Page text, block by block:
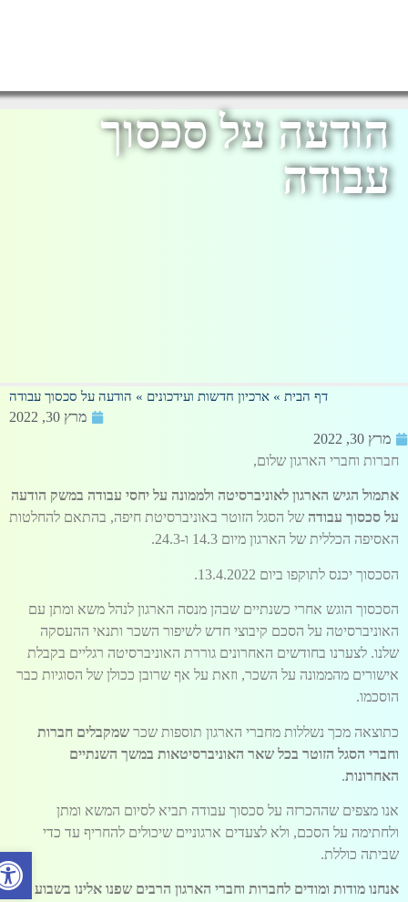
הודעה על סכסוך
עבודה
דף הבית»ארכיון חדשות ועידכונים»הודעה על סכסוך עבודה
מרץ 30, 2022
מרץ 30, 2022
חברות וחברי הארגון שלום,
אתמול הגיש הארגון לאוניברסיטה ולממונה על יחסי עבודה במשק הודעה
על סכסוך עבודהשל הסגל הזוטר באוניברסיטת חיפה, בהתאם להחלטות
האסיפה הכללית של הארגון מיום 14.3 ו-24.3.
הסכסוך יכנס לתוקפו ביום 13.4.2022.
הסכסוך הוגש אחרי כשנתיים שבהן מנסה הארגון לנהל משא ומתן עם
האוניברסיטה על הסכם קיבוצי חדש לשיפור השכר ותנאי ההעסקה
שלנו. לצערנו בחודשים האחרונים גוררת האוניברסיטה רגליים בקבלת
אישורים מהממונה על השכר, וזאת על אף שרובן ככולן של הסוגיות כבר
הוסכמו.
כתוצאה מכך נשללות מחברי הארגון תוספות שכרשמקבלים חברות
וחברי הסגל הזוטר בכל שאר האוניברסיטאות במשך השנתיים
האחרונות.
אנו מצפים שההכרזה על סכסוך עבודה תביא לסיום המשא ומתן
ולחתימה על הסכם, ולא לצעדים ארגוניים שיכולים להחריף עד כדי
שביתה כוללת.
אנחנו מודות ומודים לחברות וחברי הארגון הרבים שפנו אלינו בשבוע
פתח